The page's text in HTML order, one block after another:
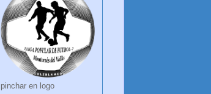
pinchar en logo